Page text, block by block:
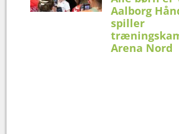
Aalborg
spiller
Arena Nord